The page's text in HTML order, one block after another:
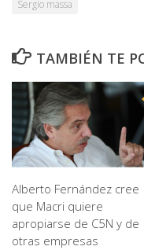
Sergio massa
TAMBIÉN TE
Alberto Fernández cree
que Macri quiere
apropiarse de C5N y de
otras empresas